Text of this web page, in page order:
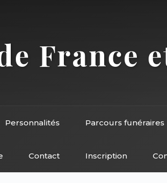
France
Personnalités Parcours funéraires
Contact Inscription